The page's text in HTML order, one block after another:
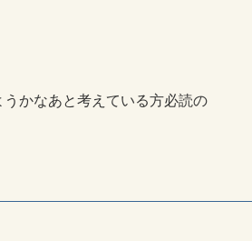
かなあと考えている方必読の